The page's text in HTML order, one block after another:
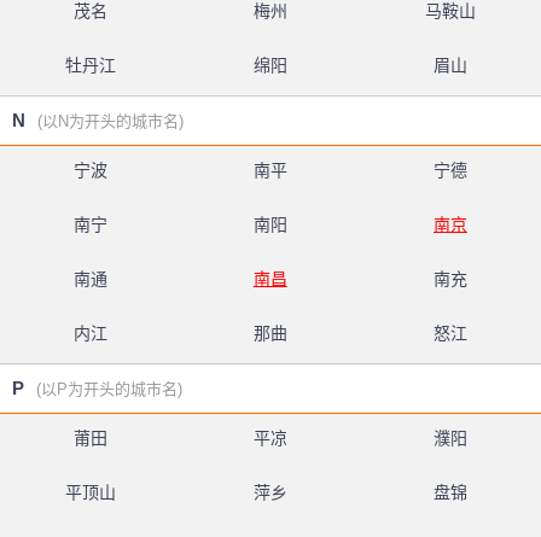
茂名 梅州 马鞍山
牡丹江 绵阳 眉山
N (以N为开头的城市名)
宁波 南平 宁德
南宁 南阳 南京
南通 南昌 南充
内江 那曲 怒江
P (以P为开头的城市名)
莆田 平凉 濮阳
平顶山 萍乡 盘锦